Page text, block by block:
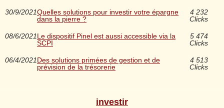
30/9/2021Quelles solutions pour investir votre épargne
dans la pierre ?
4 232
Clicks
08/6/2021Le dispositif Pinel est aussi accessible via la
SCPI
5 474
Clicks
06/4/2021Des solutions primées de gestion et de
prévision de la trésorerie
4 513
Clicks
investir